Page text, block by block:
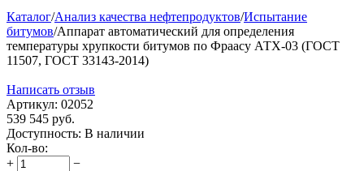
Каталог/Анализ качества нефтепродуктов/Испытание
битумов/Аппарат автоматический для определения
температуры хрупкости битумов по Фраасу АТХ-03 (ГОСТ
11507, ГОСТ 33143-2014)
Написать отзыв
Артикул: 02052
539 545 руб.
Доступность: В наличии
Кол-во:
+
−